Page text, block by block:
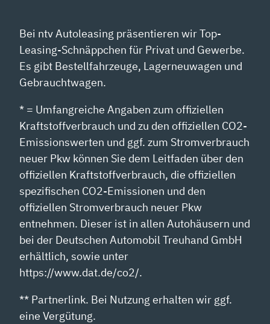
Bei ntv Autoleasing präsentieren wir Top-
Leasing-Schnäppchen für Privat und Gewerbe.
Es gibt Bestellfahrzeuge, Lagerneuwagen und
Gebrauchtwagen.
* = Umfangreiche Angaben zum offiziellen
Kraftstoffverbrauch und zu den offiziellen CO2-
Emissionswerten und ggf. zum Stromverbrauch
neuer Pkw können Sie dem Leitfaden über den
offiziellen Kraftstoffverbrauch, die offiziellen
spezifischen CO2-Emissionen und den
offiziellen Stromverbrauch neuer Pkw
entnehmen. Dieser ist in allen Autohäusern und
bei der Deutschen Automobil Treuhand GmbH
erhältlich, sowie unter
https://www.dat.de/co2/.
** Partnerlink. Bei Nutzung erhalten wir ggf.
eine Vergütung.